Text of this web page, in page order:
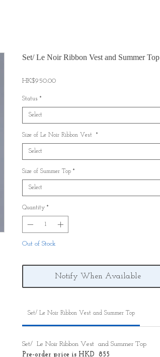
Set/ Le Noir Ribbon Vest and Summer Top
HK$950.00Price
Status *
Select
Size of Le Noir Ribbon Vest *
Select
Size of Summer Top *
Select
Quantity *
Out of Stock
Notify When Available
Set/ Le Noir Ribbon Vest and Summer Top
Set/ Le Noir Ribbon Vest and Summer Top
Pre-order price is HKD 855